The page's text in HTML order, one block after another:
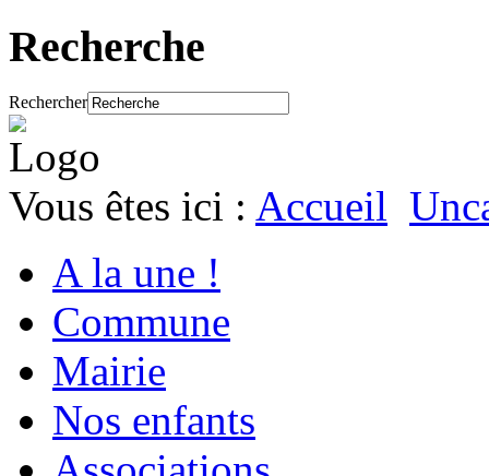
Recherche
Rechercher
Vous êtes ici : Accueil
A la une !
Commune
Mairie
Nos enfants